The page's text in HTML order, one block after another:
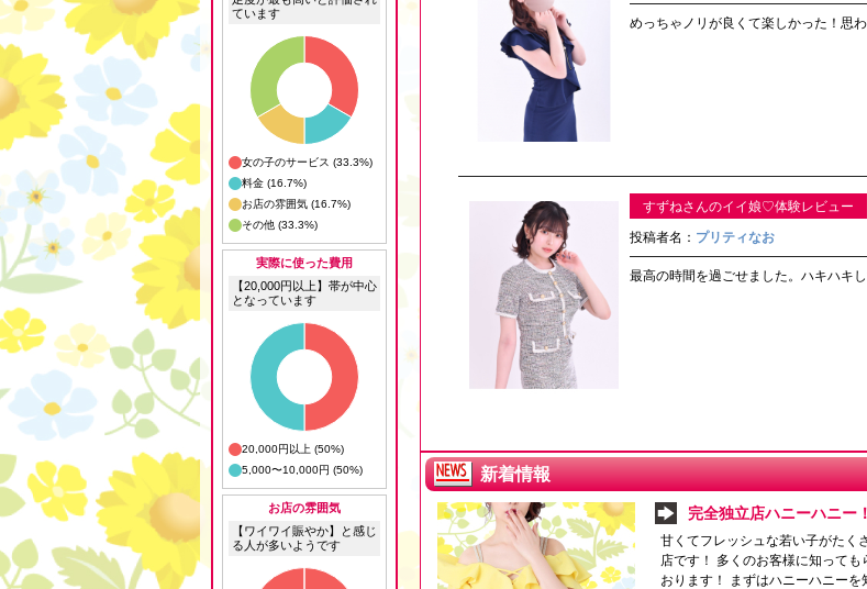
ています
女の子のサービス (33.3%)
料金 (16.7%)
お店の雰囲気 (16.7%)
その他 (33.3%)
実際に使った費用
【20,000円以上】帯が中心
となっています
20,000円以上 (50%)
5,000〜10,000円 (50%)
お店の雰囲気
【ワイワイ賑やか】と感じ
る人が多いようです
めっちゃノリが良くて楽しかった！思
すずねさんのイイ娘♡体験レビュー
投稿者名： プリティなお
最高の時間を過ごせました。ハキハキ
新着情報
完全独立店ハニーハニー
甘くてフレッシュな若い子がたく
店です！ 多くのお客様に知って
おります！ まずはハニーハニー